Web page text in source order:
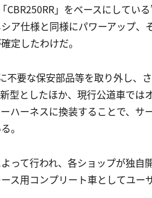
」をベースにしてい
ア仕様と同様にパワーアップ、
定したわけだ。
不要な保安部品等を取り外し、
型としたほか、現行公道車で
ハーネスに換装することで、サ
。
って行われ、各ショップが独自
ス用コンプリート車としてユー